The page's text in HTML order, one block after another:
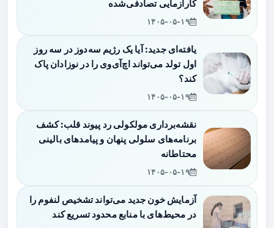
کارآزمایی تصادفی‌شده
۱۴۰۵-۰۵-۱۹
یافته‌ای جدید: آیا یک رژیم سه‌دوز در سه روز
اول تولد می‌تواند اچ‌آی‌وی را در نوزادان پاک
کند؟
۱۴۰۵-۰۵-۱۹
نقشه‌برداری مولکولی رد پیوند قلب: کشف
برنامه‌های سلولی پنهان و پیامدهای بالینی
محتاطانه
۱۴۰۵-۰۵-۱۹
آزمایش خون جدید می‌تواند تشخیص لنفوم را
در محیط‌های با منابع محدود تسریع کند